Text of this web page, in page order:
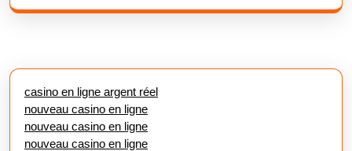
casino en ligne argent réel
nouveau casino en ligne
nouveau casino en ligne
nouveau casino en ligne